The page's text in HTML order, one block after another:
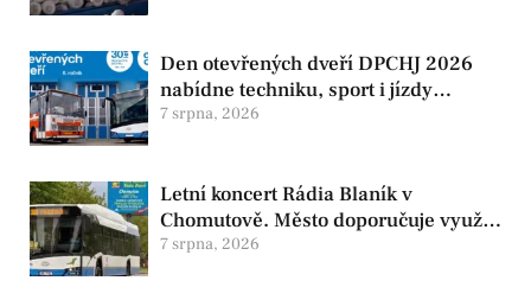
Den otevřených dveří DPCHJ 2026
nabídne techniku, sport i jízdy
historickými vozy
7 srpna, 2026
Letní koncert Rádia Blaník v
Chomutově. Město doporučuje využít
MHD
7 srpna, 2026